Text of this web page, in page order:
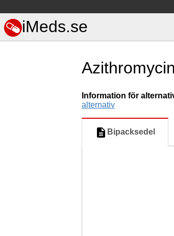
iMeds.se
Information för
alternativ
Bipacksedel